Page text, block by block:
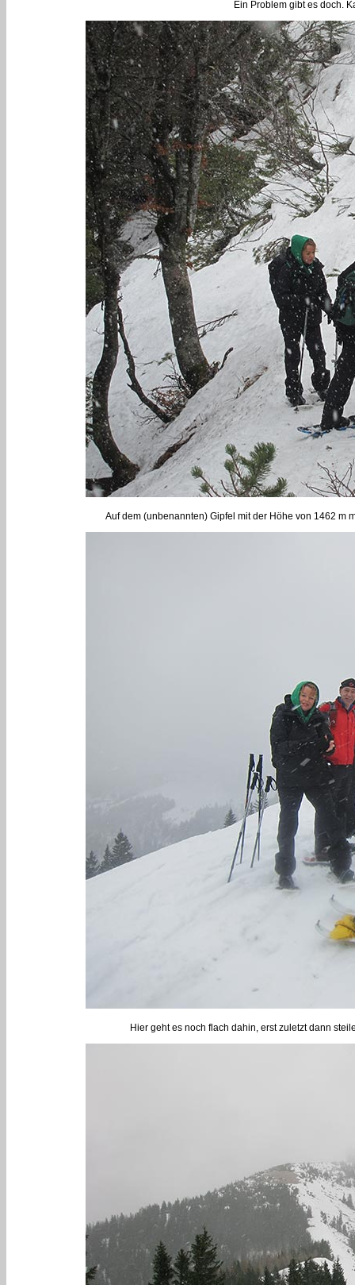
Ein Problem gibt es doch.
Auf dem (unbenannten) Gipfel mit der Höhe von 1462 m
Hier geht es noch flach dahin, erst zuletzt dann